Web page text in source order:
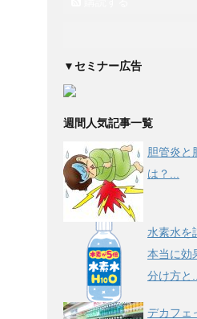
▼セミナー広告
週間人気記事一覧
胆管炎と
は？...
水素水を
本当に効
分け方と...
デカフェ